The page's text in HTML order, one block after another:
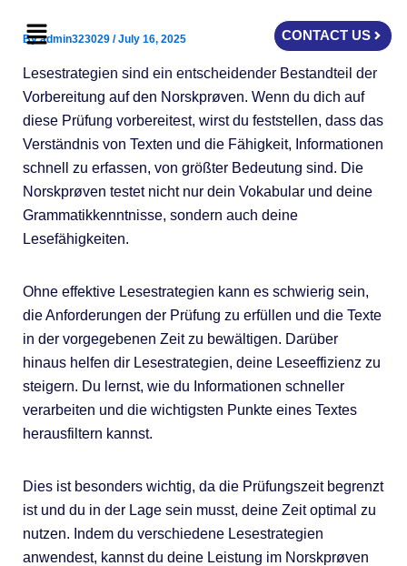
Menu CONTACT US
Byadmin323029 /July 16, 2025
Lesestrategien sind ein entscheidender Bestandteil der
Vorbereitung auf den Norskprøven. Wenn du dich auf
diese Prüfung vorbereitest, wirst du feststellen, dass das
Verständnis von Texten und die Fähigkeit, Informationen
schnell zu erfassen, von größter Bedeutung sind. Die
Norskprøven testet nicht nur dein Vokabular und deine
Grammatikkenntnisse, sondern auch deine
Lesefähigkeiten.
Ohne effektive Lesestrategien kann es schwierig sein,
die Anforderungen der Prüfung zu erfüllen und die Texte
in der vorgegebenen Zeit zu bewältigen. Darüber
hinaus helfen dir Lesestrategien, deine Leseeffizienz zu
steigern. Du lernst, wie du Informationen schneller
verarbeiten und die wichtigsten Punkte eines Textes
herausfiltern kannst.
Dies ist besonders wichtig, da die Prüfungszeit begrenzt
ist und du in der Lage sein musst, deine Zeit optimal zu
nutzen. Indem du verschiedene Lesestrategien
anwendest, kannst du deine Leistung im Norskprøven